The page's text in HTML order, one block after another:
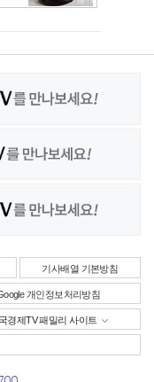
기사배열 기본방침
개인정보처리방침
경제TV 패밀리 사이트